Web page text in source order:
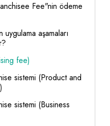
Fee"nin ödeme
uygulama aşamaları
fee)
sistemi (Product and
sistemi (Business